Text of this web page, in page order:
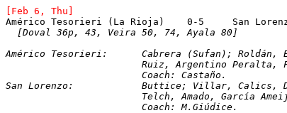
[Feb 6, Thu]
[Doval 36p, 43, Veira 50, 74, Ayala 80]
Américo Tesorieri:	Cabrera
Ruiz, Argentino
			Coach: Castaño.
San Lorenzo:		Buttice; Villar,
Telch, Amado, García
			Coach: M.Giúdice.